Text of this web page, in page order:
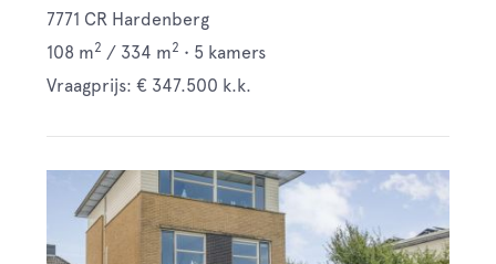
7771 CR Hardenberg
108 m2 / 334 m2 • 5 kamers
Vraagprijs: € 347.500 k.k.